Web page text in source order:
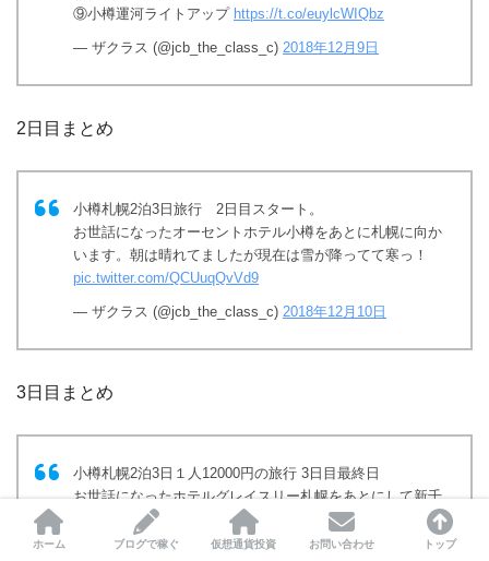
⑨小樽運河ライトアップ https://t.co/euylcWIQbz
— ザクラス (@jcb_the_class_c) 2018年12月9日
2日目まとめ
小樽札幌2泊3日旅行 2日目スタート。
お世話になったオーセントホテル小樽をあとに札幌に向か
います。朝は晴れてましたが現在は雪が降ってて寒っ！
pic.twitter.com/QCUuqQvVd9
— ザクラス (@jcb_the_class_c) 2018年12月10日
3日目まとめ
小樽札幌2泊3日１人12000円の旅行 3日目最終日
お世話になったホテルグレイスリー札幌をあとにして新千
歳空港に向かいます！最終日は早めに帰ります。
https://t.co/qPYb7Wnx4o pic.twitter.com/PLbkMVYaCv
ホーム ブログで稼ぐ 仮想通貨投資 お問い合わせ トップ